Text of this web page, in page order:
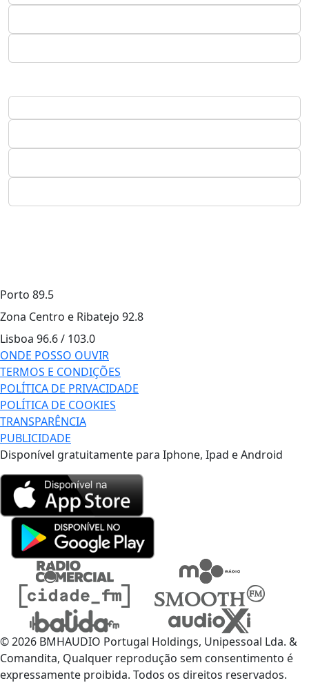
Porto 89.5
Zona Centro e Ribatejo 92.8
Lisboa 96.6 / 103.0
ONDE POSSO OUVIR
TERMOS E CONDIÇÕES
POLÍTICA DE PRIVACIDADE
POLÍTICA DE COOKIES
TRANSPARÊNCIA
PUBLICIDADE
Disponível gratuitamente para Iphone, Ipad e Android
© 2026 BMHAUDIO Portugal Holdings, Unipessoal Lda. &
Comandita, Qualquer reprodução sem consentimento é
expressamente proibida. Todos os direitos reservados.